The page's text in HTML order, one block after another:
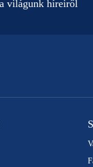
világunk híreiről